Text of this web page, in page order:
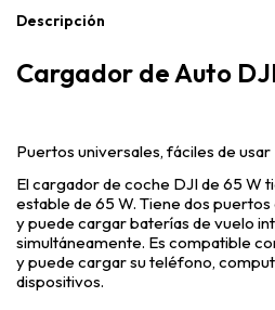
Descripción
Cargador de Auto
Puertos universales, fáciles de usar
El cargador de coche DJI de 65 W
estable de 65 W. Tiene dos puertos
y puede cargar baterías de vuelo
simultáneamente. Es compatible
y puede cargar su teléfono,
dispositivos.